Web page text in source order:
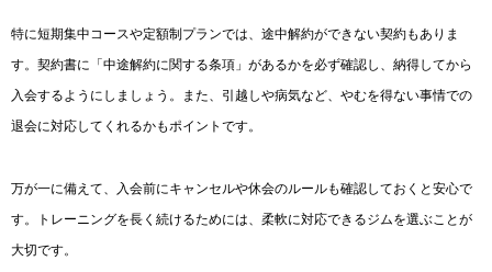
特に短期集中コースや定額制プランでは、途中解約ができない契約もありま
す。契約書に「中途解約に関する条項」があるかを必ず確認し、納得してから
入会するようにしましょう。また、引越しや病気など、やむを得ない事情での
退会に対応してくれるかもポイントです。
万が一に備えて、入会前にキャンセルや休会のルールも確認しておくと安心で
す。トレーニングを長く続けるためには、柔軟に対応できるジムを選ぶことが
大切です。